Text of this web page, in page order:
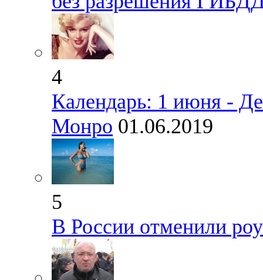
4
Календарь: 1 июня -
Монро 01.06.2019
5
В России отменили